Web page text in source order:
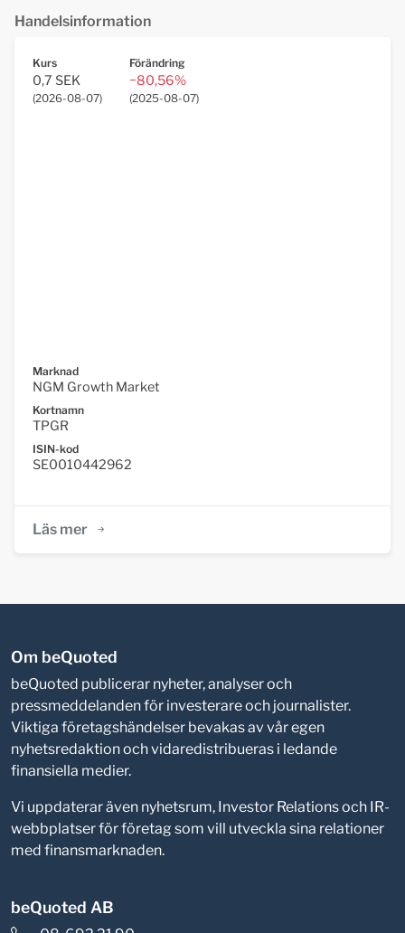
Handelsinformation
Kurs
0,7 SEK
(2026-08-07)
Förändring
−80,56%
(2025-08-07)
Marknad
NGM Growth Market
Kortnamn
TPGR
ISIN-kod
SE0010442962
Läs mer
Om beQuoted
beQuoted publicerar nyheter, analyser och
pressmeddelanden för investerare och journalister.
Viktiga företagshändelser bevakas av vår egen
nyhetsredaktion och vidaredistribueras i ledande
finansiella medier.
Vi uppdaterar även nyhetsrum, Investor Relations och IR-
webbplatser för företag som vill utveckla sina relationer
med finansmarknaden.
beQuoted AB